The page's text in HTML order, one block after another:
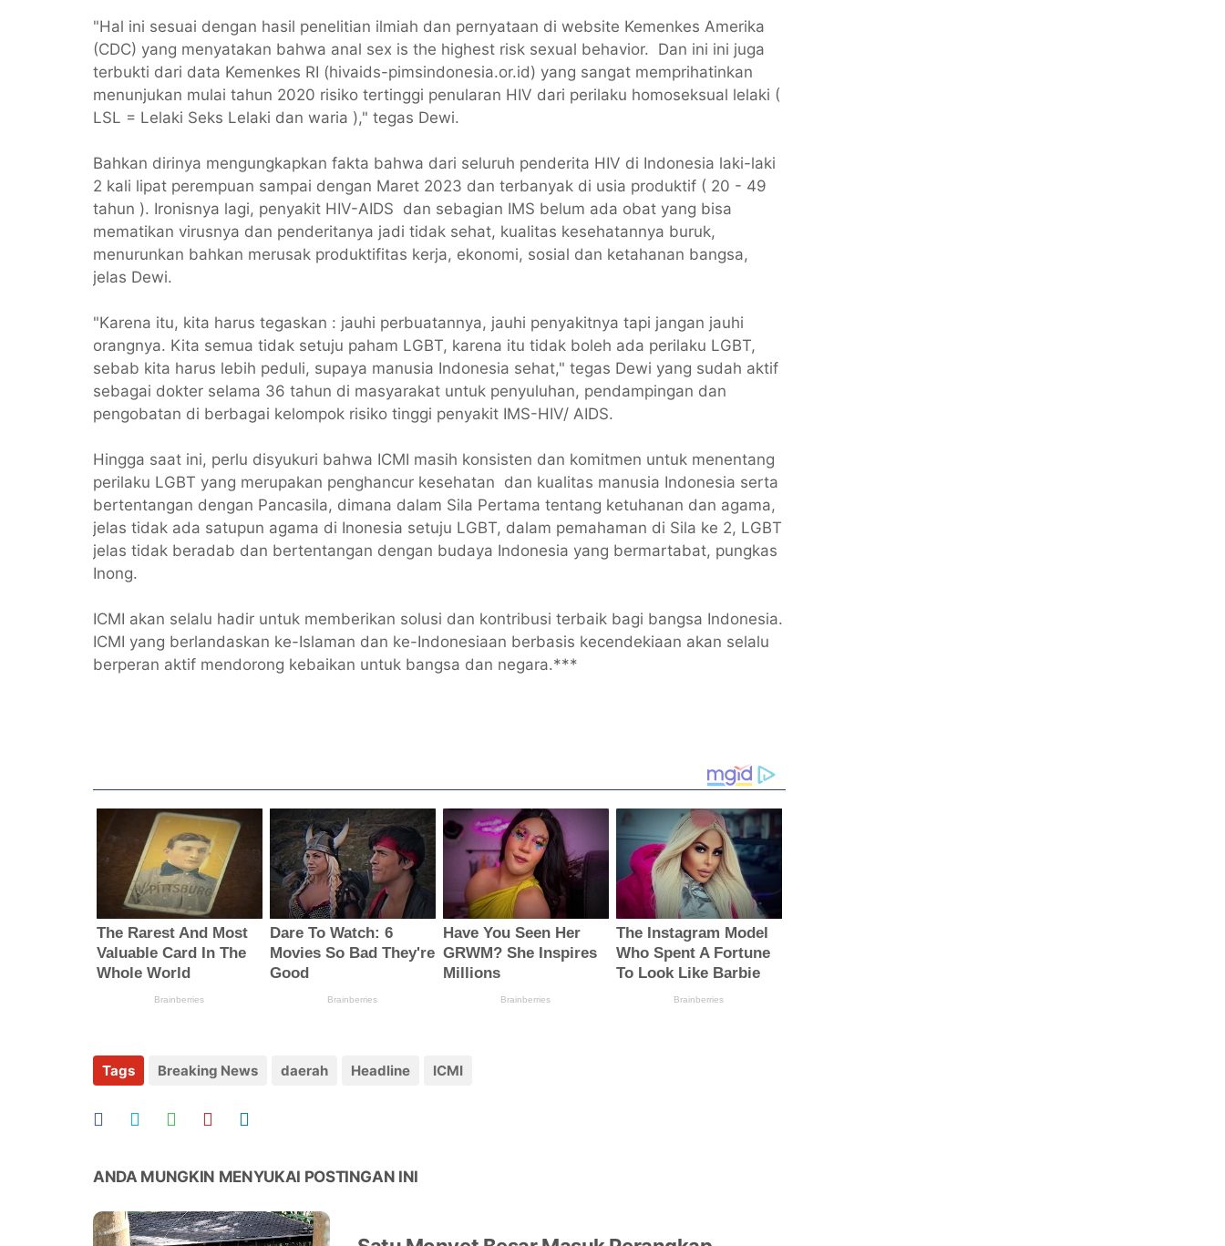
"Hal ini sesuai dengan hasil penelitian ilmiah dan pernyataan di website Kemenkes Amerika
(CDC) yang menyatakan bahwa anal sex is the highest risk sexual behavior. Dan ini ini juga
terbukti dari data Kemenkes RI (hivaids-pimsindonesia.or.id) yang sangat memprihatinkan
menunjukan mulai tahun 2020 risiko tertinggi penularan HIV dari perilaku homoseksual lelaki (
LSL = Lelaki Seks Lelaki dan waria )," tegas Dewi.
Bahkan dirinya mengungkapkan fakta bahwa dari seluruh penderita HIV di Indonesia laki-laki
2 kali lipat perempuan sampai dengan Maret 2023 dan terbanyak di usia produktif ( 20 - 49
tahun ). Ironisnya lagi, penyakit HIV-AIDS dan sebagian IMS belum ada obat yang bisa
mematikan virusnya dan penderitanya jadi tidak sehat, kualitas kesehatannya buruk,
menurunkan bahkan merusak produktifitas kerja, ekonomi, sosial dan ketahanan bangsa,
jelas Dewi.
"Karena itu, kita harus tegaskan : jauhi perbuatannya, jauhi penyakitnya tapi jangan jauhi
orangnya. Kita semua tidak setuju paham LGBT, karena itu tidak boleh ada perilaku LGBT,
sebab kita harus lebih peduli, supaya manusia Indonesia sehat," tegas Dewi yang sudah aktif
sebagai dokter selama 36 tahun di masyarakat untuk penyuluhan, pendampingan dan
pengobatan di berbagai kelompok risiko tinggi penyakit IMS-HIV/ AIDS.
Hingga saat ini, perlu disyukuri bahwa ICMI masih konsisten dan komitmen untuk menentang
perilaku LGBT yang merupakan penghancur kesehatan dan kualitas manusia Indonesia serta
bertentangan dengan Pancasila, dimana dalam Sila Pertama tentang ketuhanan dan agama,
jelas tidak ada satupun agama di Inonesia setuju LGBT, dalam pemahaman di Sila ke 2, LGBT
jelas tidak beradab dan bertentangan dengan budaya Indonesia yang bermartabat, pungkas
Inong.
ICMI akan selalu hadir untuk memberikan solusi dan kontribusi terbaik bagi bangsa Indonesia.
ICMI yang berlandaskan ke-Islaman dan ke-Indonesiaan berbasis kecendekiaan akan selalu
berperan aktif mendorong kebaikan untuk bangsa dan negara.***
Tags Breaking News daerah Headline ICMI
ANDA MUNGKIN MENYUKAI POSTINGAN INI